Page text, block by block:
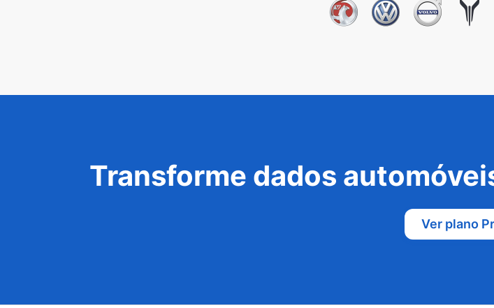
Transforme dados
Ver plano